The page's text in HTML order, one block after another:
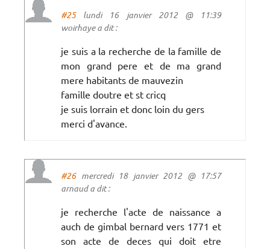
#25lundi 16 janvier 2012 @ 11:39
woirhaye a dit :
je suis a la recherche de la famille de
mon grand pere et de ma grand
mere habitants de mauvezin
famille doutre et st cricq
je suis lorrain et donc loin du gers
merci d'avance.
#26mercredi 18 janvier 2012 @ 17:57
arnaud a dit :
je recherche l'acte de naissance a
auch de gimbal bernard vers 1771 et
son acte de deces qui doit etre